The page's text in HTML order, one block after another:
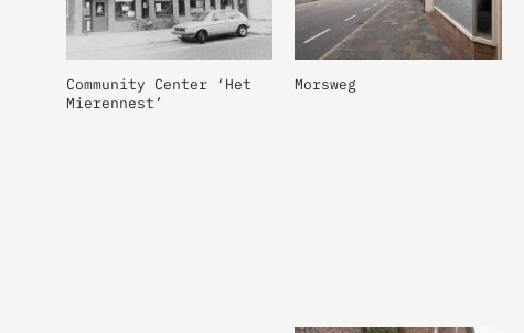
Community Center ‘Het
Mierennest’
Morsweg